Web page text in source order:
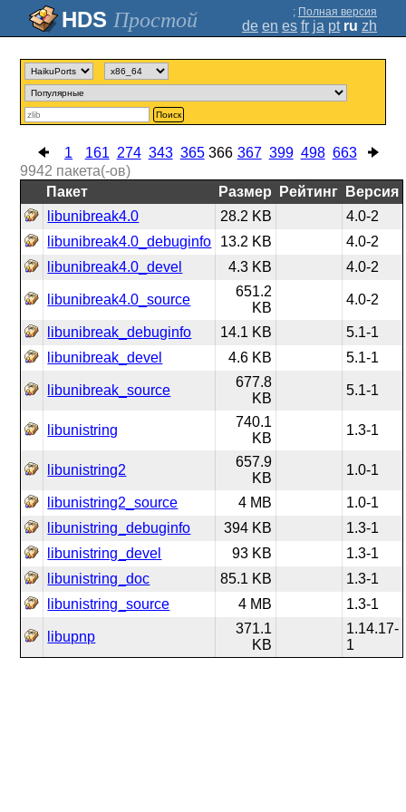
Простой ; Полная версия
de en es fr ja pt ru zh
Поиск
1 161 274 343 365 366 367 399 498 663
9942 пакета(-ов)
Пакет
Размер Рейтинг
Версия
libunibreak4.0
28.2 KB
4.0-2
libunibreak4.0_debuginfo
13.2 KB
4.0-2
libunibreak4.0_devel
4.3 KB 4.0-2
libunibreak4.0_source
651.2
KB
4.0-2
libunibreak_debuginfo 14.1 KB
5.1-1
libunibreak_devel
4.6 KB 5.1-1
libunibreak_source
677.8
KB
5.1-1
libunistring
740.1
KB
1.3-1
libunistring2
657.9
KB
1.0-1
libunistring2_source 4 MB
1.0-1
libunistring_debuginfo
394 KB
1.3-1
libunistring_devel
93 KB
1.3-1
libunistring_doc
85.1 KB
1.3-1
libunistring_source
4 MB 1.3-1
libupnp
371.1
KB
1.14.17-
1